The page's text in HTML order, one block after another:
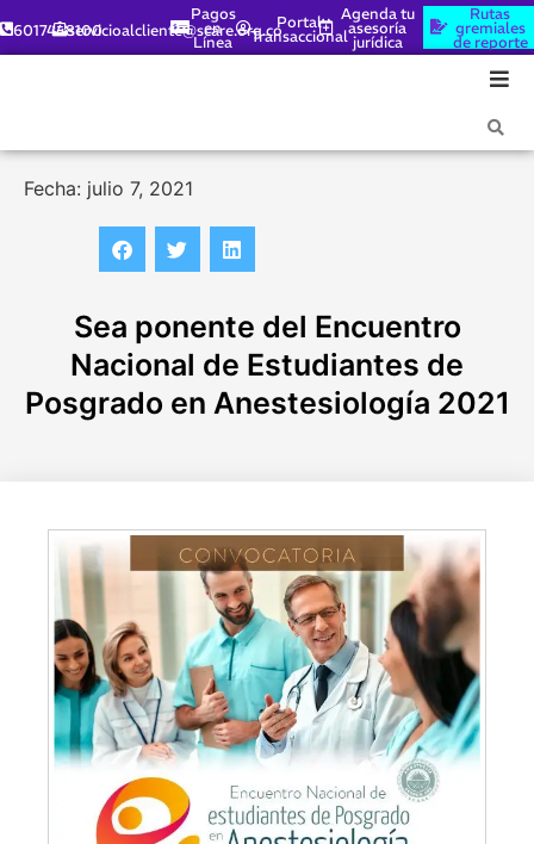
6017448100servicioalcliente@scare.org.co
Pagos
en
Línea
Portal
Transaccional
Agenda tu
asesoría
jurídica
Rutas
gremiales
de reporte
Fecha: julio 7, 2021
Sea ponente del Encuentro
Nacional de Estudiantes de
Posgrado en Anestesiología 2021